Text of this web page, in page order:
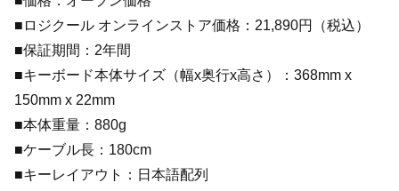
■ロジクール オンラインストア価格：21,890円（税込）
■保証期間：2年間
■キーボード本体サイズ（幅x奥行x高さ）：368mm x
150mm x 22mm
■本体重量：880g
■ケーブル長：180cm
■キーレイアウト：日本語配列